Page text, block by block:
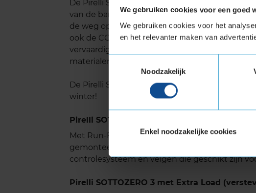
We gebruiken cookies voor een goed
We gebruiken cookies voor het
en het relevanter maken van
Toestemmingsselectie
Noodzakelijk
Enkel noodzakelijke cookies
De Pirelli Sottozero 3 is ontwikkeld met een
van de band terugdringt. Hierdoor verbruik je
de weg op. Omdat je brandstofverbruik
ook de CO2-uitstoot verminderd en wordt
vervaardiging van de Sottozero 3 eveneens
materialen.
De Pirelli Sottozero 3 is een milieuvriendelijke,
winter!
Pirelli SOTTOZERO 3 met Run-Flat
Met Run-Flat kun je verder rijden bij een lekke
gemonteerd worden bij voertuigen die
controlesysteem en velgen die geschikt zijn
Pirelli SOTTOZERO 3 met Extra Load